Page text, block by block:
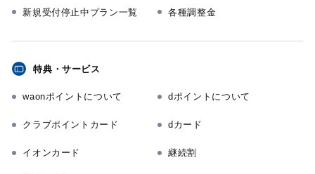
新規受付停止中プラン一覧 各種調整金
特典・サービス
waonポイントについて dポイントについて
クラブポイントカード dカード
イオンカード 継続割